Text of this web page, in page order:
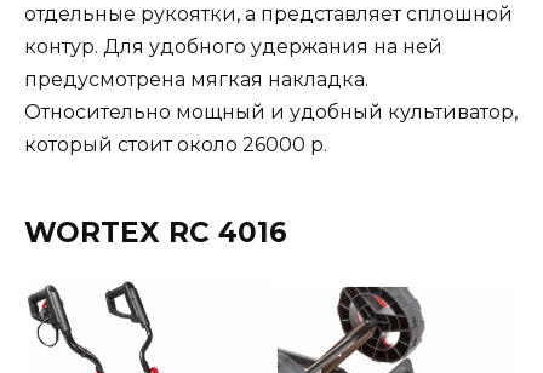
отдельные рукоятки, а представляет сплошной
контур. Для удобного удержания на ней
предусмотрена мягкая накладка.
Относительно мощный и удобный культиватор,
который стоит около 26000 р.
WORTEX RC 4016